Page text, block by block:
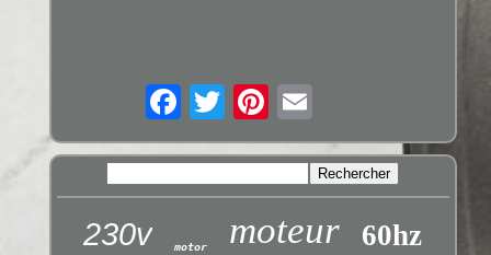
230v motor moteur 60hz